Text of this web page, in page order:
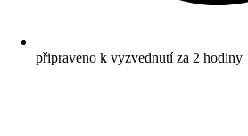
připraveno k vyzvednutí za 2 hodiny